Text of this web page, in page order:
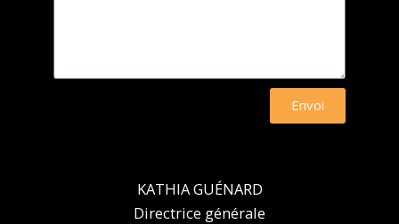
Envoi
KATHIA GUÉNARD
Directrice générale